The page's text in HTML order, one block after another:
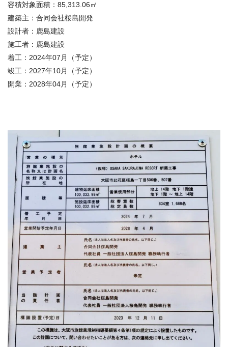
容積対象面積：85,313.06㎡
建築主：合同会社桜島開発
設計者：鹿島建設
施工者：鹿島建設
着工：2024年07月（予定）
竣工：2027年10月（予定）
開業：2028年04月（予定）